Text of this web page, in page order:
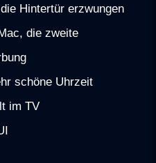
Hintertür erzwungen
die zweite
schöne Uhrzeit
im TV